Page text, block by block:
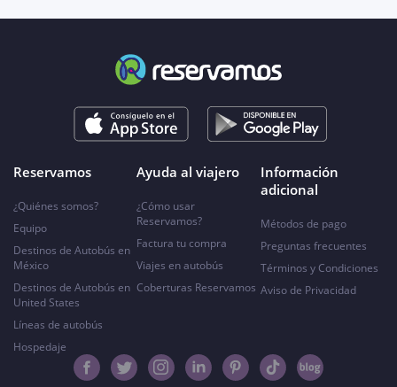
Reservamos
¿Quiénes somos?
Equipo
Destinos de Autobús en
México
Destinos de Autobús en
United States
Líneas de autobús
Hospedaje
Ayuda al viajero
¿Cómo usar
Reservamos?
Factura tu compra
Viajes en autobús
Coberturas Reservamos
Información
adicional
Métodos de pago
Preguntas frecuentes
Términos y Condiciones
Aviso de Privacidad